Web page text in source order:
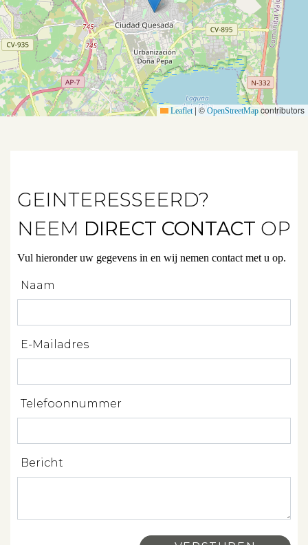
Verhuurd
Diensten
Verkopen
Beheren
Projectbegeleiding
Zoeken
Aanbod
Over ons
Contact
Leaflet |©OpenStreetMap contributors
GEINTERESSEERD?
NEEM DIRECT CONTACT OP
Vul hieronder uw gegevens in en wij nemen contact met u op.
Naam
E-Mailadres
Telefoonnummer
Bericht